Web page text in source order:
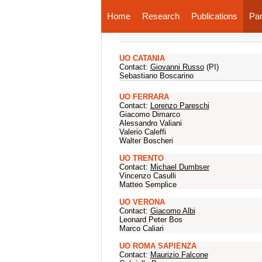
Home Research Publications
UO CATANIA
Contact: Giovanni Russo(PI)
Sebastiano Boscarino
UO FERRARA
Contact: Lorenzo Pareschi
Giacomo Dimarco
Alessandro Valiani
Valerio Caleffi
Walter Boscheri
UO TRENTO
Contact: Michael Dumbser
Vincenzo Casulli
Matteo Semplice
UO VERONA
Contact: Giacomo Albi
Leonard Peter Bos
Marco Caliari
UO ROMA SAPIENZA
Contact: Maurizio Falcone